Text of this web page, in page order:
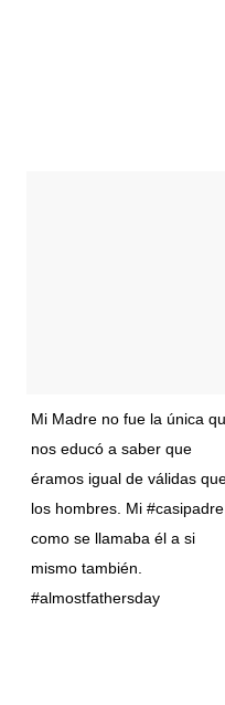
Mi Madre no fue la única
nos educó a saber que
éramos igual de válidas
los hombres. Mi #casipadre
como se llamaba él a si
mismo también.
#almostfathersday